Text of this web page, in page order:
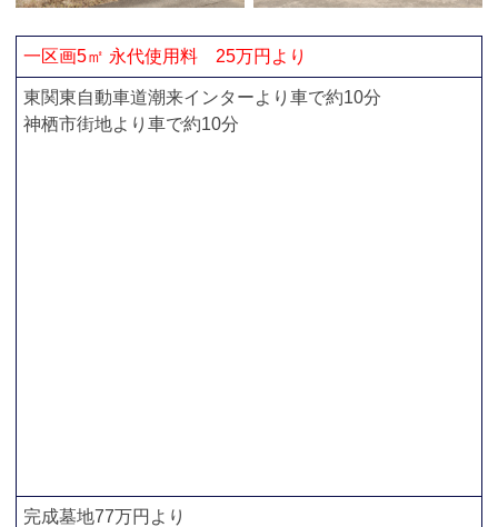
一区画5㎡ 永代使用料 25万円より
東関東自動車道潮来インターより車で約10分
神栖市街地より車で約10分
完成墓地77万円より